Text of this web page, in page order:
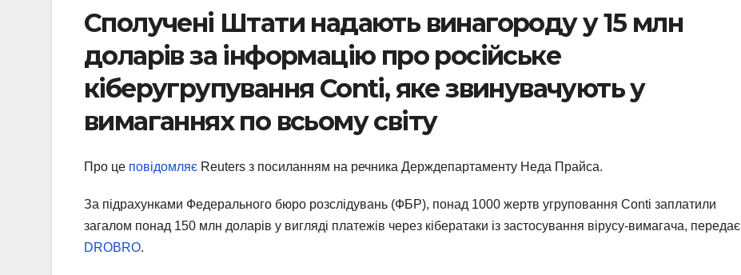
Сполучені Штати надають винагороду у 15 млн
доларів за інформацію про російське
кіберугрупування Conti, яке звинувачують у
вимаганнях по всьому світу
Про це повідомляє Reuters з посиланням на речника Держдепартаменту Неда Прайса.
За підрахунками Федерального бюро розслідувань (ФБР), понад 1000 жертв угруповання Conti заплатили
загалом понад 150 млн доларів у вигляді платежів через кібератаки із застосування вірусу-вимагача, передає
DROBRO.